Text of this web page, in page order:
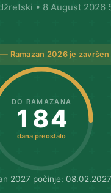
• 8 August 2026
Ramazan 2026 je završen
DO RAMAZANA
184
dana preostalo
2027 počinje: 08.02.2027